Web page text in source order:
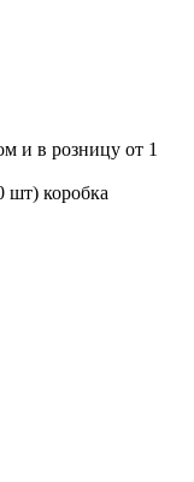
и в розницу от 1